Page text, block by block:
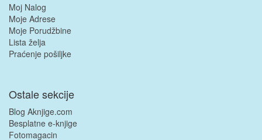
Moj Nalog
Moje Adrese
Moje Porudžbine
Lista želja
Praćenje pošiljke
Ostale sekcije
Blog Aknjige.com
Besplatne e-knjige
Fotomagacin